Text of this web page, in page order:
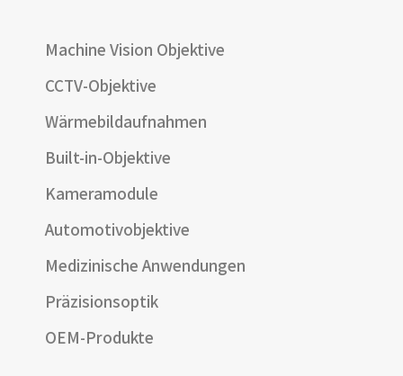
Machine Vision Objektive
CCTV-Objektive
Wärmebildaufnahmen
Built-in-Objektive
Kameramodule
Automotivobjektive
Medizinische Anwendungen
Präzisionsoptik
OEM-Produkte